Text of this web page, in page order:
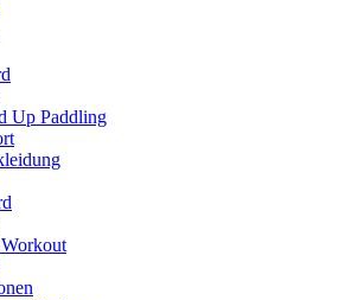
Up Paddling